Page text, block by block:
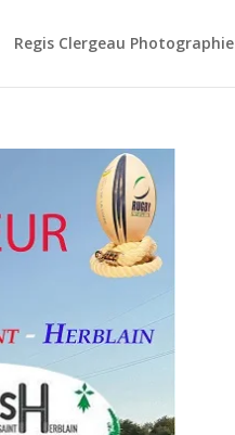
Regis Clergeau Photographie